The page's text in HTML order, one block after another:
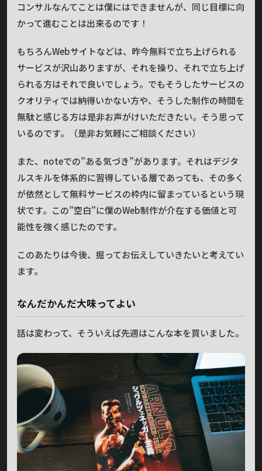
コンサルなんてことは僕にはできませんが、同じ目標に向
かって進むことは出来るのです！
もちろんWebサイトなどは、昨今無料で立ち上げられる
サービスが沢山ありますが、それを操り、それで立ち上げ
られる方はそれで良いでしょう。でもそうしたサービスの
クオリティでは納得いかない方や、そうした制作の時間を
無駄と感じる方は是非お声がけいただきたい。そう思って
いるのです。（是非お気軽にご相談ください）
また、noteでの”ある気づき”があります。それはデジタ
ルスキルを体系的に習得している層であっても、その多く
が依然として無料サービスの枠内に留まっているという現
状です。この”空白”に僕のWeb制作が介在する価値と可
能性を強く感じたのです。
このあたりは今後、掘ってお伝えしていきたいと考えてい
ます。
なんだかんだ大味ってよい
話は変わって、そういえば先週はこんな本を買いました。